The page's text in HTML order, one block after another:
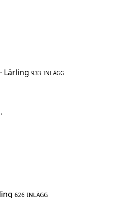
Lärling 933 INLÄGG
626 INLÄGG